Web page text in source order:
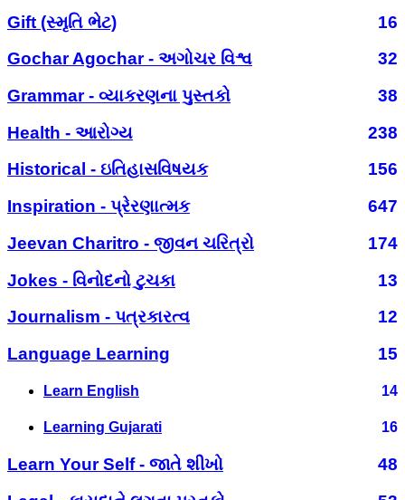
Gift (સ્મૃતિ ભેટ)
16
Gochar Agochar - અગોચર વિશ્વ
32
Grammar - વ્યાકરણના પુસ્તકો
38
Health - આરોગ્ય
238
Historical - ઇતિહાસવિષયક
156
Inspiration - પ્રેરણાત્મક
647
Jeevan Charitro - જીવન ચરિત્રો
174
Jokes - વિનોદનો ટુચકા
13
Journalism - પત્રકારત્વ
12
Language Learning
15
Learn English 14
Learning Gujarati 16
Learn Your Self - જાતે શીખો
48